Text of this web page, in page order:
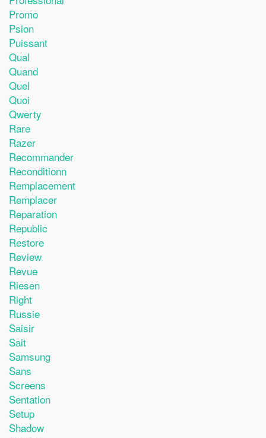
Promo
Psion
Puissant
Qual
Quand
Quel
Quoi
Qwerty
Rare
Razer
Recommander
Reconditionn
Remplacement
Remplacer
Reparation
Republic
Restore
Review
Revue
Riesen
Right
Russie
Saisir
Sait
Samsung
Sans
Screens
Sentation
Setup
Shadow